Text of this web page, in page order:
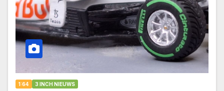
1:64 3 INCH NIEUWS